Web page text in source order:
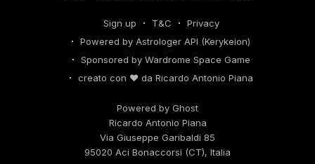
Sign up T&C
Privacy
Powered by Astrologer API (Kerykeion)
Sponsored by Wardrome Space Game
creato con ❤️ da Ricardo Antonio Piana
Powered by Ghost
Ricardo Antonio Piana
Via Giuseppe Garibaldi 85
95020 Aci Bonaccorsi (CT), Italia